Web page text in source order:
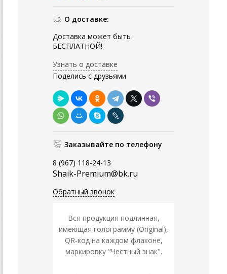
О доставке:
Доставка может быть
БЕСПЛАТНОЙ!
Узнать о доставке
Поделись с друзьями
Заказывайте по телефону
8 (967) 118-24-13
Shaik-Premium@bk.ru
Обратный звонок
Вся продукция подлинная,
имеющая голограмму (Original),
QR-код на каждом флаконе,
маркировку "Честный знак".